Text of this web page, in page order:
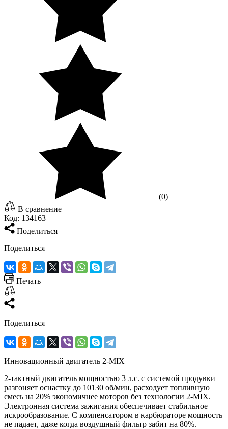
(0)
В сравнение
Код: 134163
Поделиться
Поделиться
Печать
Поделиться
Инновационный двигатель 2-MIX
2-тактный двигатель мощностью 3 л.с. с системой продувки
разгоняет оснастку до 10130 об/мин, расходует топливную
смесь на 20% экономичнее моторов без технологии 2-MIX.
Электронная система зажигания обеспечивает стабильное
искрообразование. С компенсатором в карбюраторе мощность
не падает, даже когда воздушный фильтр забит на 80%.